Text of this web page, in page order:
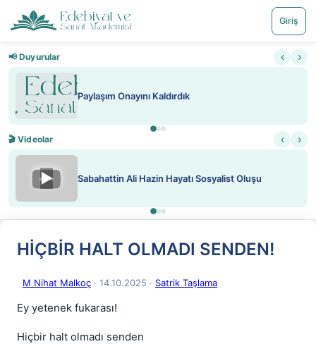
Giriş
📢 Duyurular ‹ ›
Paylaşım Onayını Kaldırdık
🎬 Videolar ‹ ›
▶ Sabahattin Ali Hazin Hayatı Sosyalist Oluşu
HİÇBİR HALT OLMADI SENDEN!
M Nihat Malkoç · 14.10.2025 · Satrik Taşlama
Ey yetenek fukarası!
Hiçbir halt olmadı senden